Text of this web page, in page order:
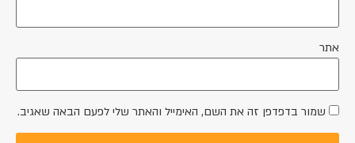
שמור בדפדפן זה את השם, האימייל והאתר שלי לפעם הבאה שאגיב.